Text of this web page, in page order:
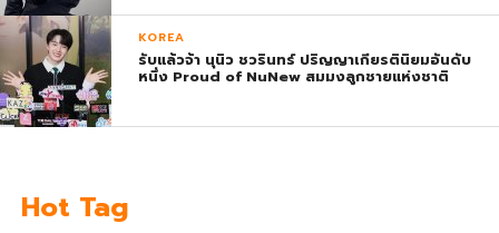
KOREA
รับแล้วจ้า นุนิว ชวรินทร์ ปริญญาเกียรตินิยมอันดับ
หนึ่ง Proud of NuNew สมมงลูกชายแห่งชาติ
Hot Tag